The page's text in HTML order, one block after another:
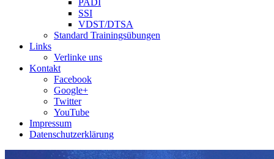
PADI
SSI
VDST/DTSA
Standard Trainingsübungen
Links
Verlinke uns
Kontakt
Facebook
Google+
Twitter
YouTube
Impressum
Datenschutzerklärung